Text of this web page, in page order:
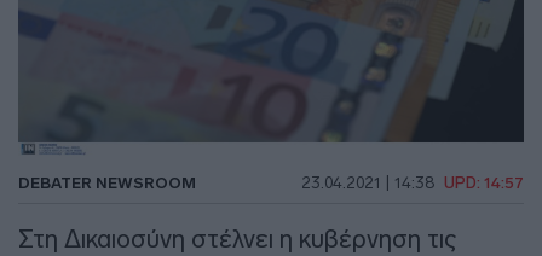
DEBATER NEWSROOM 23.04.2021 | 14:38 UPD: 14:57
Στη Δικαιοσύνη στέλνει η κυβέρνηση τις